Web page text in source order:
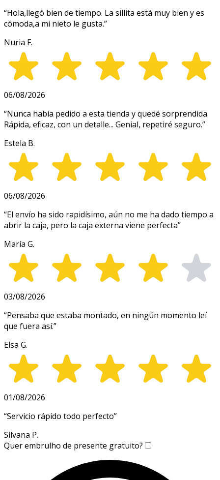
“Hola,llegó bien de tiempo. La sillita está muy bien y es
cómoda,a mi nieto le gusta.”
Nuria F.
06/08/2026
“Nunca había pedido a esta tienda y quedé sorprendida.
Rápida, eficaz, con un detalle... Genial, repetiré seguro.”
Estela B.
06/08/2026
“El envío ha sido rapidísimo, aún no me ha dado tiempo a
abrir la caja, pero la caja externa viene perfecta”
María G.
03/08/2026
“Pensaba que estaba montado, en ningún momento leí
que fuera así.”
Elsa G.
01/08/2026
“Servicio rápido todo perfecto”
Silvana P.
Quer embrulho de presente gratuito?